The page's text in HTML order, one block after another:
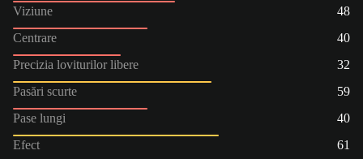
Viziune
48
Centrare
40
Precizia loviturilor libere
32
Pasări scurte
59
Pase lungi
40
Efect
61